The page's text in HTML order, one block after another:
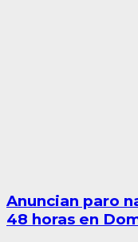
Anuncian paro
48 horas en